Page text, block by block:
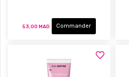
53,00 MAD Commander